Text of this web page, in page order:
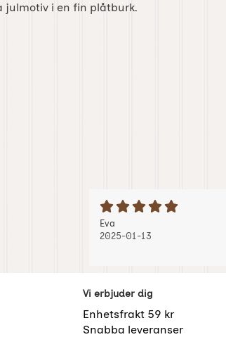
julmotiv i en fin plåtburk.
Betyg: 5 Stjärnor av 5
Recension av:
Eva
2025-01-13
länkar Vi erbjuder dig
Enhetsfrakt 59 kr
Snabba leveranser